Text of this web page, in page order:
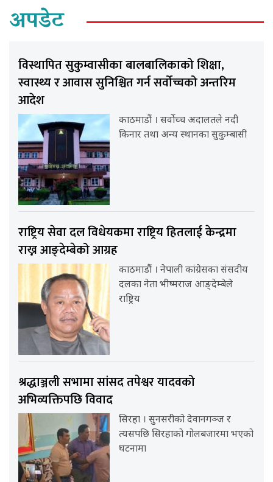
अपडेट
विस्थापित सुकुम्वासीका बालबालिकाको शिक्षा,
स्वास्थ्य र आवास सुनिश्चित गर्न सर्वोच्चको अन्तरिम
आदेश
काठमाडौं । सर्वोच्च अदालतले नदी
किनार तथा अन्य स्थानका सुकुम्बासी
राष्ट्रिय सेवा दल विधेयकमा राष्ट्रिय हितलाई केन्द्रमा
राख्न आङ्देम्बेको आग्रह
काठमाडौं । नेपाली कांग्रेसका संसदीय
दलका नेता भीष्मराज आङ्देम्बेले
राष्ट्रिय
श्रद्धाञ्जली सभामा सांसद तपेश्वर यादवको
अभिव्यक्तिपछि विवाद
सिरहा । सुनसरीको देवानगञ्ज र
त्यसपछि सिरहाको गोलबजारमा भएको
घटनामा